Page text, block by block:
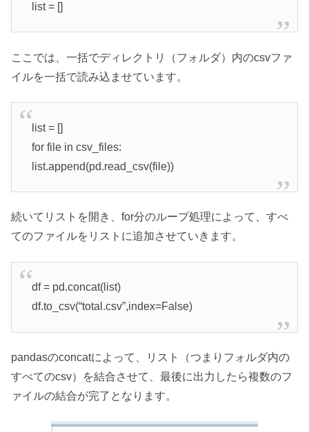
list = []
ここでは、一括でディレクトリ（フォルダ）内のcsvファ
イルを一括で読み込ませています。
list = []
for file in csv_files:
list.append(pd.read_csv(file))
続いてリストを開き、for分のループ処理によって、すべ
てのファイルをリストに追加させていきます。
df = pd.concat(list)
df.to_csv(“total.csv”,index=False)
pandasのconcatによって、リスト（つまりフォルダ内の
すべてのcsv）を結合させて、最後に出力したら複数のフ
ァイルの結合が完了となります。